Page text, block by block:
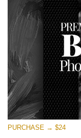
Black Textures
(30 Textures)
Large 6000*4000px
Entire Collection
(1783 Overlays)
Large 6000*4000px
PURCHASE → $24